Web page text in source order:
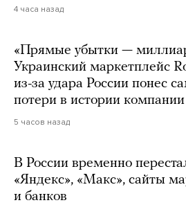
4 часа назад
«Прямые убытки —
Украинский маркетплейс
из-за удара России понес
потери в истории компании
5 часов назад
В России временно
«Яндекс», «Макс», сайты
и банков